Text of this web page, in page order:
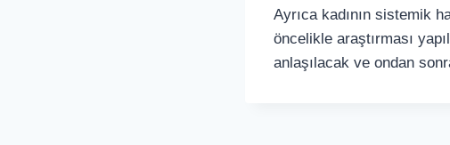
Ayrıca kadının sistemik
öncelikle araştırması
anlaşılacak ve ondan